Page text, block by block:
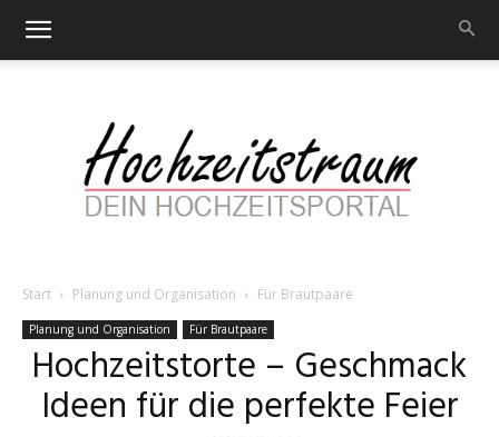
Hochzeitstraum
–
Start Planung und Organisation Für Brautpaare
Planung und Organisation Für Brautpaare
Hochzeitstorte – Geschmack
Ideen für die perfekte Feier